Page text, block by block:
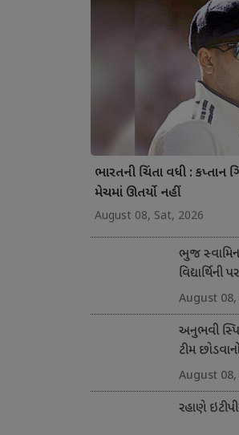
ભારતની ચિંતા વધી :
મેચમાં ઊતર્યો નહીં
August 08, Sat, 2026
ભુજ
વિદ્યાર્થિની
August 08,
અનુભવી
ટીમ
August 08,
રહાણે